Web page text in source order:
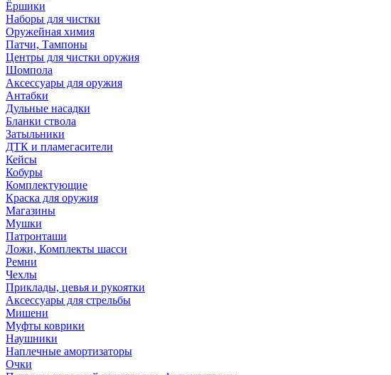
Ёршики
Наборы для чистки
Оружейная химия
Патчи, Тампоны
Центры для чистки оружия
Шомпола
Аксессуары для оружия
Антабки
Дульные насадки
Бланки ствола
Затыльники
ДТК и пламегасители
Кейсы
Кобуры
Комплектующие
Краска для оружия
Магазины
Мушки
Патронташи
Ложи, Комплекты шасси
Ремни
Чехлы
Приклады, цевья и рукоятки
Аксессуары для стрельбы
Мишени
Муфты коврики
Наушники
Наплечные амортизаторы
Очки